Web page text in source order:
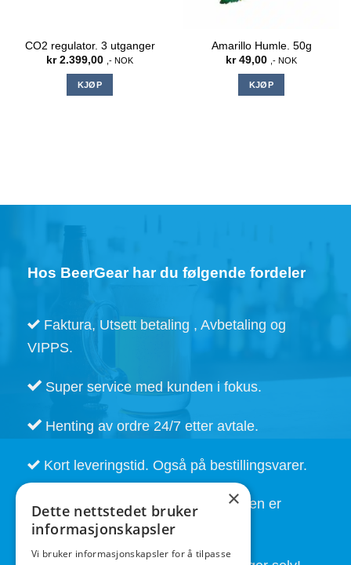
CO2 regulator. 3 utganger
kr2.399,00 ,- NOK
KJØP
Amarillo Humle. 50g
kr49,00 ,- NOK
KJØP
Hos BeerGear har du følgende fordeler
Faktura, Utsett betaling , Avbetaling og
VIPPS.
Super service med kunden i fokus.
Henting av ordre 24/7 etter avtale.
Kort leveringstid. Også på bestillingsvarer.
God service også etter at handelen er
fullført.
×
Dette nettstedet bruker
informasjonskapsler
Vi bruker informasjonskapsler for å tilpasse